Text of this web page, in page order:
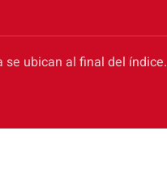
se ubican al final del índice.